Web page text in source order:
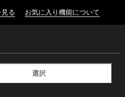
る お気に入り機能について
選択